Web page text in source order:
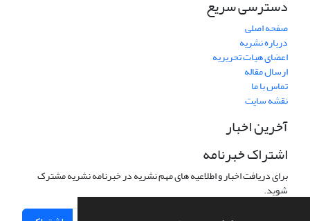
دسترسی سریع
صفحه اصلی
درباره نشریه
اعضای هیات تحریریه
ارسال مقاله
تماس با ما
نقشه سایت
آخرین اخبار
اشتراک خبرنامه
برای دریافت اخبار و اطلاعیه های مهم نشریه در خبرنامه نشریه مشترک
شوید.